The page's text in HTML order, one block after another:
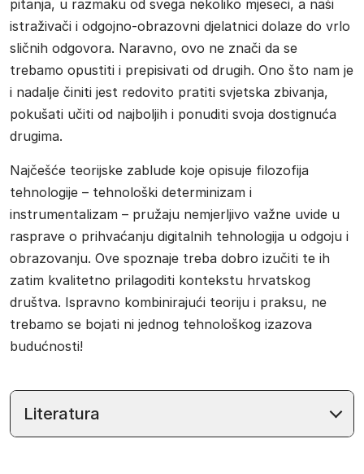
pitanja, u razmaku od svega nekoliko mjeseci, a naši
istraživači i odgojno-obrazovni djelatnici dolaze do vrlo
sličnih odgovora. Naravno, ovo ne znači da se
trebamo opustiti i prepisivati od drugih. Ono što nam je
i nadalje činiti jest redovito pratiti svjetska zbivanja,
pokušati učiti od najboljih i ponuditi svoja dostignuća
drugima.
Najčešće teorijske zablude koje opisuje filozofija
tehnologije – tehnološki determinizam i
instrumentalizam – pružaju nemjerljivo važne uvide u
rasprave o prihvaćanju digitalnih tehnologija u odgoju i
obrazovanju. Ove spoznaje treba dobro izučiti te ih
zatim kvalitetno prilagoditi kontekstu hrvatskog
društva. Ispravno kombinirajući teoriju i praksu, ne
trebamo se bojati ni jednog tehnološkog izazova
budućnosti!
Literatura